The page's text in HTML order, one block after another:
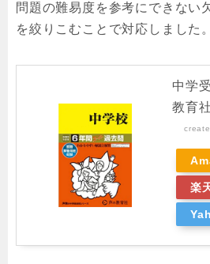
問題の難易度を参考にできない
を絞りこむことで対応しました。
中学
教育
楽